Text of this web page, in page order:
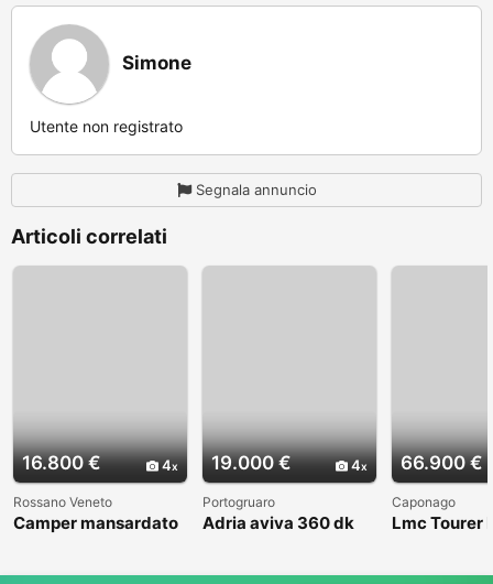
Simone
Utente non registrato
Segnala annuncio
Articoli correlati
16.800 € 4
Rossano Veneto
Camper mansardato
19.000 € 4
Portogruaro
Adria aviva 360 dk
66.900 €
Caponago
Lmc Tourer